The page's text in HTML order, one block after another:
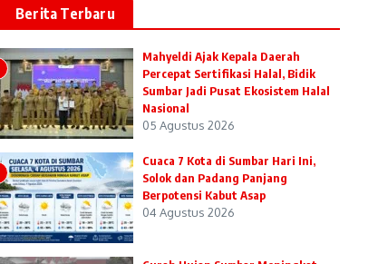
Berita Terbaru
Mahyeldi Ajak Kepala Daerah
Percepat Sertifikasi Halal, Bidik
Sumbar Jadi Pusat Ekosistem Halal
Nasional
05 Agustus 2026
Cuaca 7 Kota di Sumbar Hari Ini,
Solok dan Padang Panjang
Berpotensi Kabut Asap
04 Agustus 2026